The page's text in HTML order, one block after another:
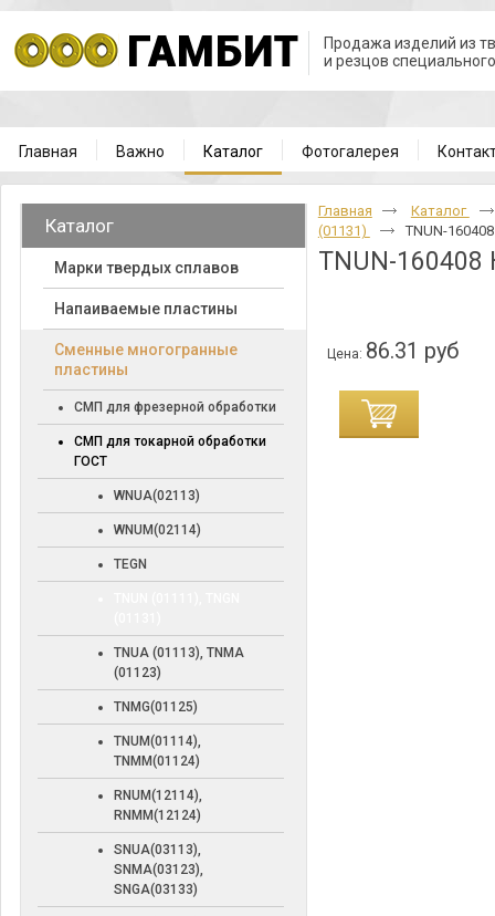
Продажа изделий из
и резцов
Главная Важно Каталог Фотогалерея
Каталог
Марки твердых сплавов
Напаиваемые пластины
Cменные многогранные
пластины
СМП для фрезерной обработки
СМП для токарной обработки
ГОСТ
WNUA(02113)
WNUM(02114)
TEGN
TNUA (01113), TNMA
(01123)
TNMG(01125)
TNUM(01114),
TNMM(01124)
RNUM(12114),
RNMM(12124)
SNUA(03113),
SNMA(03123),
SNGA(03133)
Главная
Каталог
(01131)
TNUN-
TNUN-160408
Цена: 86.31 руб